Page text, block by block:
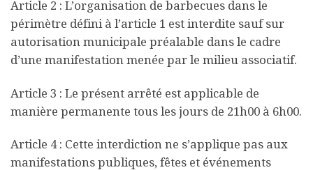
Article 2 : L’organisation de barbecues dans le
périmètre défini à l’article 1 est interdite sauf sur
autorisation municipale préalable dans le cadre
d’une manifestation menée par le milieu associatif.
Article 3 : Le présent arrêté est applicable de
manière permanente tous les jours de 21h00 à 6h00.
Article 4 : Cette interdiction ne s’applique pas aux
manifestations publiques, fêtes et événements